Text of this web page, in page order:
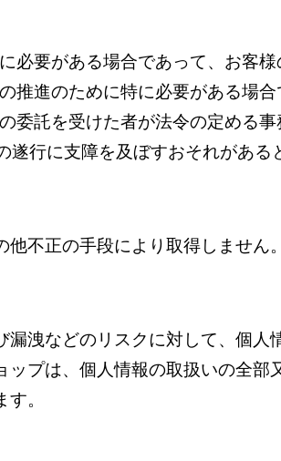
必要がある場合であって、お客
推進のために特に必要がある場
委託を受けた者が法令の定める
行に支障を及ぼすおそれがある
不正の手段により取得しません。
洩などのリスクに対して、個
プは、個人情報の取扱いの全
。